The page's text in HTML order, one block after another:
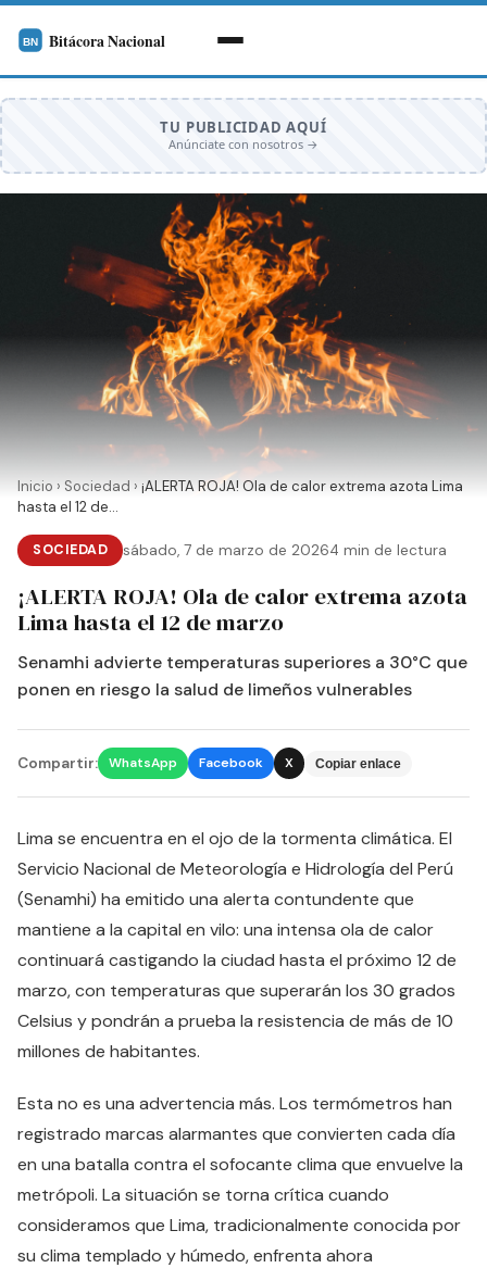
TU PUBLICIDAD AQUÍ
Anúnciate con nosotros →
Inicio › Sociedad › ¡ALERTA ROJA! Ola de calor extrema azota Lima
hasta el 12 de...
SOCIEDAD sábado, 7 de marzo de 20264 min de lectura
¡ALERTA ROJA! Ola de calor extrema azota
Lima hasta el 12 de marzo
Senamhi advierte temperaturas superiores a 30°C que
ponen en riesgo la salud de limeños vulnerables
Compartir: WhatsApp Facebook X Copiar enlace
Lima se encuentra en el ojo de la tormenta climática. El
Servicio Nacional de Meteorología e Hidrología del Perú
(Senamhi) ha emitido una alerta contundente que
mantiene a la capital en vilo: una intensa ola de calor
continuará castigando la ciudad hasta el próximo 12 de
marzo, con temperaturas que superarán los 30 grados
Celsius y pondrán a prueba la resistencia de más de 10
millones de habitantes.
Esta no es una advertencia más. Los termómetros han
registrado marcas alarmantes que convierten cada día
en una batalla contra el sofocante clima que envuelve la
metrópoli. La situación se torna crítica cuando
consideramos que Lima, tradicionalmente conocida por
su clima templado y húmedo, enfrenta ahora